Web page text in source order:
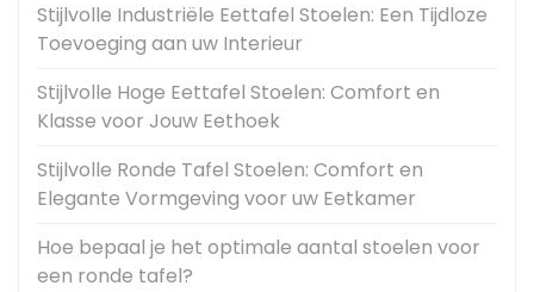
Stijlvolle Industriële Eettafel Stoelen: Een Tijdloze
Toevoeging aan uw Interieur
Stijlvolle Hoge Eettafel Stoelen: Comfort en
Klasse voor Jouw Eethoek
Stijlvolle Ronde Tafel Stoelen: Comfort en
Elegante Vormgeving voor uw Eetkamer
Hoe bepaal je het optimale aantal stoelen voor
een ronde tafel?